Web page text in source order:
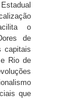
o
de
capitais
Rio de
que